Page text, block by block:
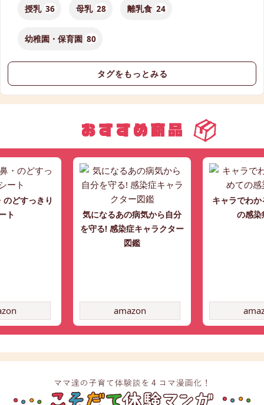
授乳 36 母乳 28 離乳食 24
幼稚園・保育園 80
タグをもっとみる
どすっきり
ト
気になるあの病気から自分
を守る! 感染症キャラクター
図鑑
amazon
キャラでわ
の感染